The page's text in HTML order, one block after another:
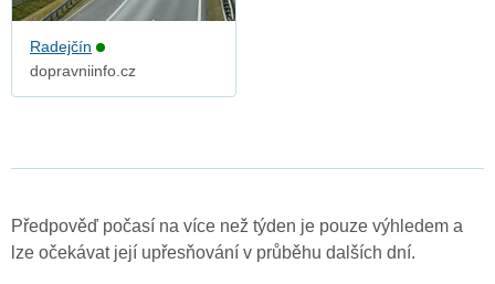
Radejčín
dopravniinfo.cz
Předpověď počasí na více než týden je pouze výhledem a
lze očekávat její upřesňování v průběhu dalších dní.